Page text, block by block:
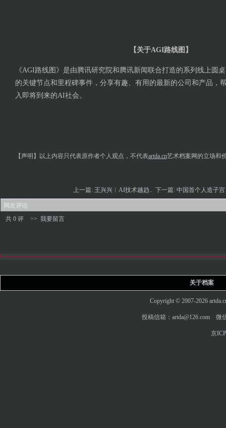
【关于AGI路线图】
《AGI路线图》是由腾讯研究院和腾讯新闻联合打造的系列线上圆
的关键节点和里程碑事件，分享有趣、有用的最新的公司和产品，
入即将到来的AI社会。
【声明】以上内容只代表原作者个人观点，不代表artda.cn艺术档案网的立场和
上一篇: 王兴兴︱AI技术越趋.. 下一篇: 中国首个人造子
网友评论
共 0 评
>> 我要留言
关于档案
Copyright © 2007-2026
投稿信箱：artda@126.com 微
京